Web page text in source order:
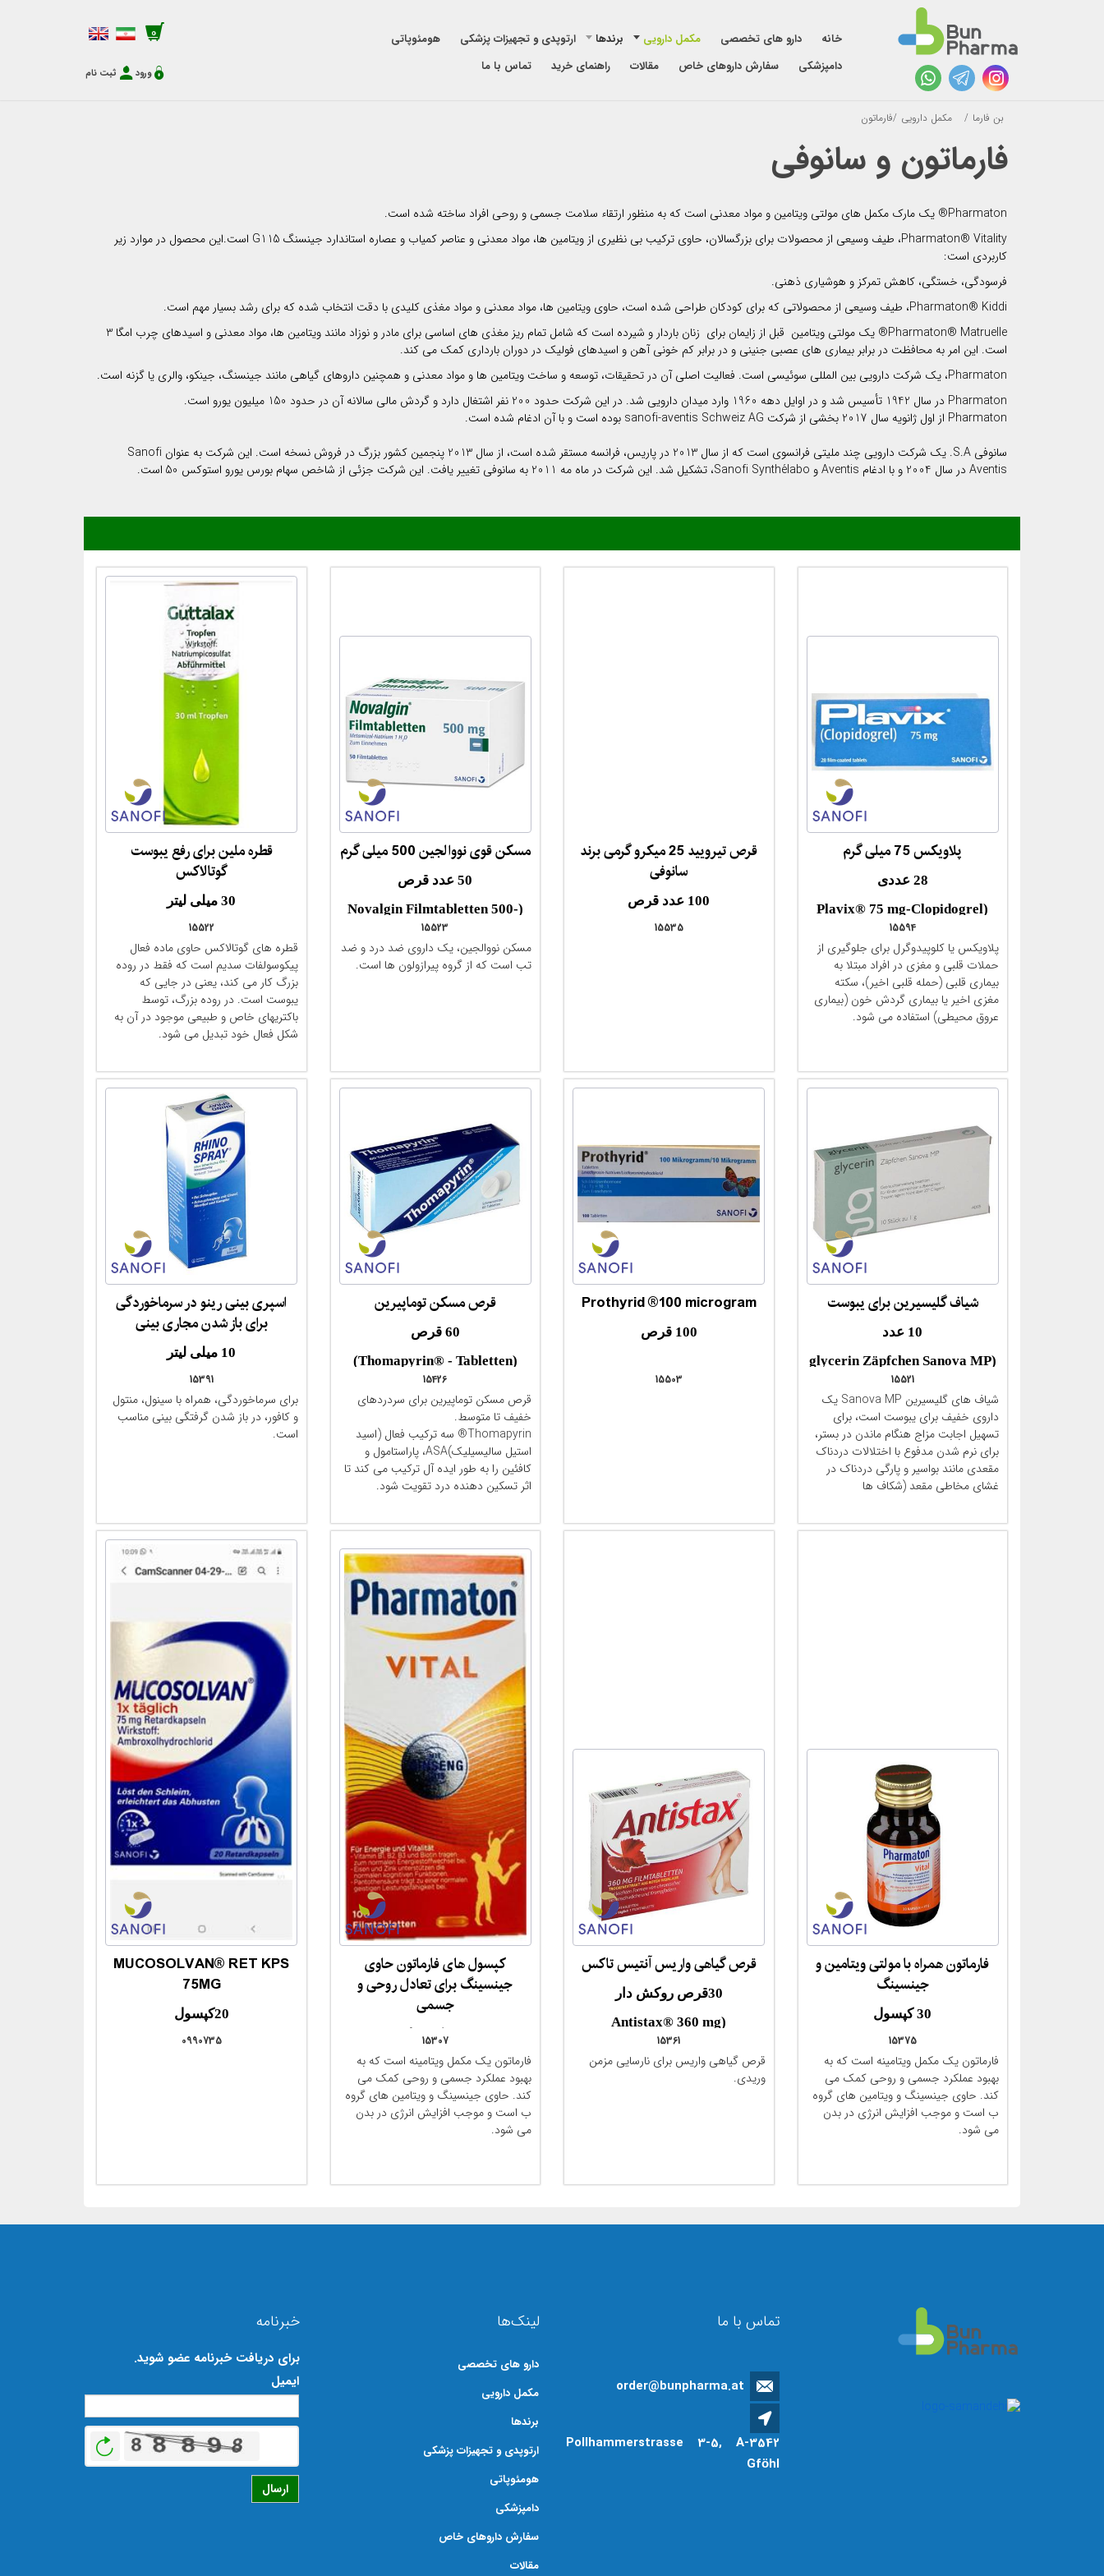
0
ورود ثبت نام
خانه دارو های تخصصی مکمل دارویی برندها ارتوپدی و تجهیزات پزشکی
هومئوپاتی
دامپزشکی
سفارش داروهای خاص مقالات راهنمای خرید تماس با ما
بن فارما / مکمل دارویی /فارماتون
فارماتون و سانوفی
Pharmaton® یک مارک مکمل های مولتی ویتامین و مواد معدنی است که به منظور ارتقاء سلامت جسمی و روحی افراد ساخته شده است.
Pharmaton® Vitality، طیف وسیعی از محصولات برای بزرگسالان، حاوی ترکیب بی نظیری از ویتامین ها، مواد معدنی و عناصر کمیاب و عصاره استاندارد جینسنگ G115 است.این محصول در موارد زیر
کاربردی است:
فرسودگی، خستگی، کاهش تمرکز و هوشیاری ذهنی.
Pharmaton® Kiddi، طیف وسیعی از محصولاتی که برای کودکان طراحی شده است، حاوی ویتامین ها، مواد معدنی و مواد مغذی کلیدی با دقت انتخاب شده که برای رشد بسیار مهم است.
Pharmaton® Matruelle® یک مولتی ویتامین قبل از زایمان برای زنان باردار و شیرده است که شامل تمام ریز مغذی های اساسی برای مادر و نوزاد مانند ویتامین ها، مواد معدنی و اسیدهای چرب امگا 3
است. این امر به محافظت در برابر بیماری های عصبی جنینی و در برابر کم خونی آهن و اسیدهای فولیک در دوران بارداری کمک می کند.
Pharmaton، یک شرکت دارویی بین المللی سوئیسی است. فعالیت اصلی آن در تحقیقات، توسعه و ساخت ویتامین ها و مواد معدنی و همچنین داروهای گیاهی مانند جینسنگ، جینکو، والری یا گزنه است.
Pharmaton در سال 1942 تأسیس شد و در اوایل دهه 1960 وارد میدان دارویی شد. در این شرکت حدود 200 نفر اشتغال دارد و گردش مالی سالانه آن در حدود 150 میلیون یورو است.
Pharmaton از اول ژانویه سال 2017 بخشی از شرکت sanofi-aventis Schweiz AG بوده است و با آن ادغام شده است.
سانوفی S.A. یک شرکت دارویی چند ملیتی فرانسوی است که از سال 2013 در پاریس، فرانسه مستقر شده است، از سال 2013 پنجمین کشور بزرگ در فروش نسخه است. این شرکت به عنوان Sanofi
Aventis در سال 2004 و با ادغام Aventis و Sanofi Synthélabo، تشکیل شد. این شرکت در ماه مه 2011 به سانوفی تغییر یافت. این شرکت جزئی از شاخص سهام بورس یورو استوکس 50 است.
مقایسه
پلاویکس 75 میلی گرم
28 عددی
(Plavix® 75 mg-Clopidogrel
-28 filmtab)
15594
پلاویکس یا کلوپیدوگرل برای جلوگیری از
حملات قلبی و مغزی در افراد مبتلا به
بیماری قلبی (حمله قلبی اخیر)، سکته
مغزی اخیر یا بیماری گردش خون (بیماری
عروق محیطی) استفاده می شود.
مقایسه
قرص تیرویید 25 میکرو گرمی برند
سانوفی
100 عدد قرص
15535
مقایسه
مسکن قوی نووالجین 500 میلی گرم
50 عدد قرص
(Novalgin Filmtabletten 500-
50 Tab)
Metamizol-Natrium 1 H2O
15523
مسکن نووالجین، یک داروی ضد درد و ضد
تب است که از گروه پیرازولون ها است.
مقایسه
قطره ملین برای رفع یبوست
گوتالاکس
30 میلی لیتر
Wirkstoff: Natriumpicosulfat-
Abfuhrmittel
15522
قطره های گوتالاکس حاوی ماده فعال
پیکوسولفات سدیم است که فقط در روده
بزرگ کار می کند، یعنی در جایی که
یبوست است. در روده بزرگ، توسط
باکتریهای خاص و طبیعی موجود در آن به
شکل فعال خود تبدیل می شود.
مقایسه
شیاف گلیسیرین برای یبوست
10 عدد
(glycerin Zäpfchen Sanova MP
1 g)
15521
شیاف های گلیسیرین Sanova MP یک
داروی خفیف برای یبوست است، برای
تسهیل اجابت مزاج هنگام ماندن در بستر،
برای نرم شدن مدفوع با اختلالات دردناک
مقعدی مانند بواسیر و پارگی دردناک در
غشای مخاطی مقعد (شکاف ها
مقایسه
Prothyrid ®100 microgram
100 قرص
15503
مقایسه
قرص مسکن توماپیرین
60 قرص
(Thomapyrin® - Tabletten)
15426
قرص مسکن توماپیرین برای سردردهای
خفیف تا متوسط.
Thomapyrin® سه ترکیب فعال (اسید
استیل سالیسیلیک)ASA، پاراستامول و
کافئین را به طور ایده آل ترکیب می کند تا
اثر تسکین دهنده درد تقویت شود.
مقایسه
اسپری بینی رینو در سرماخوردگی
برای باز شدن مجاری بینی
10 میلی لیتر
(Rhinospray® plus ätherische
Öle - Nasenspray)
15391
برای سرماخوردگی، همراه با سینول، منتول
و کافور، در باز شدن گرفتگی بینی مناسب
است.
مقایسه
فارماتون همراه با مولتی ویتامین و
جینسینگ
30 کپسول
(Pharmaton® Multivitamin
Kapseln + Ginseng-Extrakt
G115)
15375
فارماتون یک مکمل ویتامینه است که به
بهبود عملکرد جسمی و روحی کمک می
کند. حاوی جینسینگ و ویتامین های گروه
ب است و موجب افزایش انرژی در بدن
می شود.
مقایسه
قرص گیاهی واریس آنتیس تاکس
30قرص روکش دار
(Antistax® 360 mg
Filmtabletten )
15361
قرص گیاهی واریس برای نارسایی مزمن
وریدی.
مقایسه
کپسول های فارماتون حاوی
جینسینگ برای تعادل روحی و
جسمی
100 کپسول
(Pharmaton® Vitalkapseln N-
100 kapsulen)
15307
فارماتون یک مکمل ویتامینه است که به
بهبود عملکرد جسمی و روحی کمک می
کند. حاوی جینسینگ و ویتامین های گروه
ب است و موجب افزایش انرژی در بدن
می شود.
مقایسه
MUCOSOLVAN® RET KPS
75MG
20کپسول
0990735
تماس با ما
order@bunpharma.at
Pollhammerstrasse 3-5, A-3542
Gföhl
لینک‌ها
دارو های تخصصی
مکمل دارویی
برندها
ارتوپدی و تجهیزات پزشکی
هومئوپاتی
دامپزشکی
سفارش داروهای خاص
مقالات
خبرنامه
برای دریافت خبرنامه عضو شوید.
ایمیل
بازخوانی